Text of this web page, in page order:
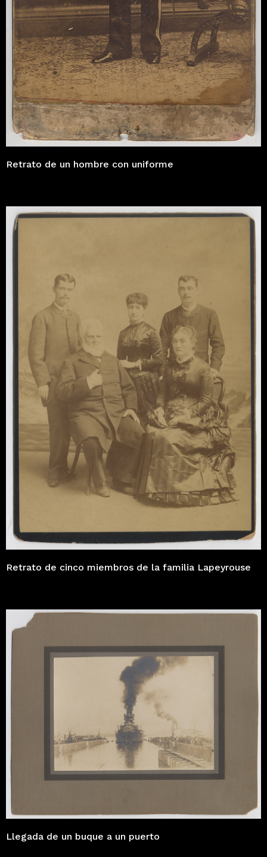
Retrato de un hombre con uniforme
Retrato de cinco miembros de la familia Lapeyrouse
Llegada de un buque a un puerto